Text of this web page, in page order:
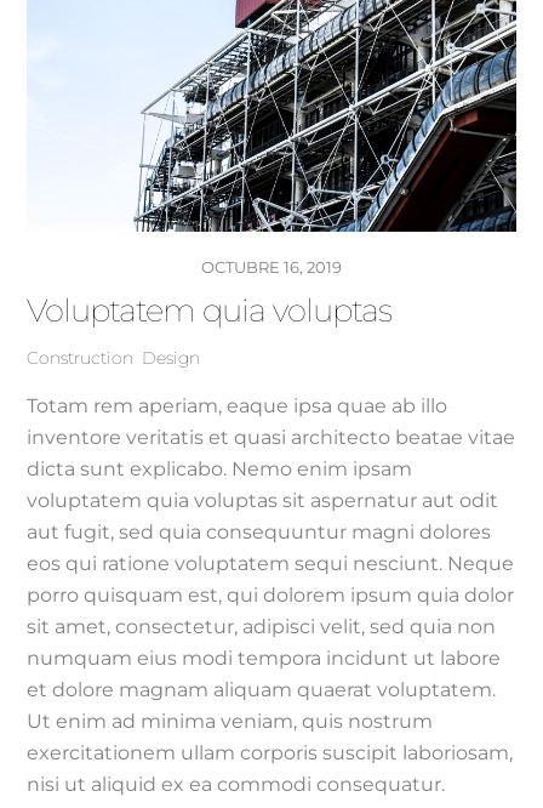
OCTUBRE 16, 2019
Voluptatem quia voluptas
Construction Design
Totam rem aperiam, eaque ipsa quae ab illo
inventore veritatis et quasi architecto beatae vitae
dicta sunt explicabo. Nemo enim ipsam
voluptatem quia voluptas sit aspernatur aut odit
aut fugit, sed quia consequuntur magni dolores
eos qui ratione voluptatem sequi nesciunt. Neque
porro quisquam est, qui dolorem ipsum quia dolor
sit amet, consectetur, adipisci velit, sed quia non
numquam eius modi tempora incidunt ut labore
et dolore magnam aliquam quaerat voluptatem.
Ut enim ad minima veniam, quis nostrum
exercitationem ullam corporis suscipit laboriosam,
nisi ut aliquid ex ea commodi consequatur.